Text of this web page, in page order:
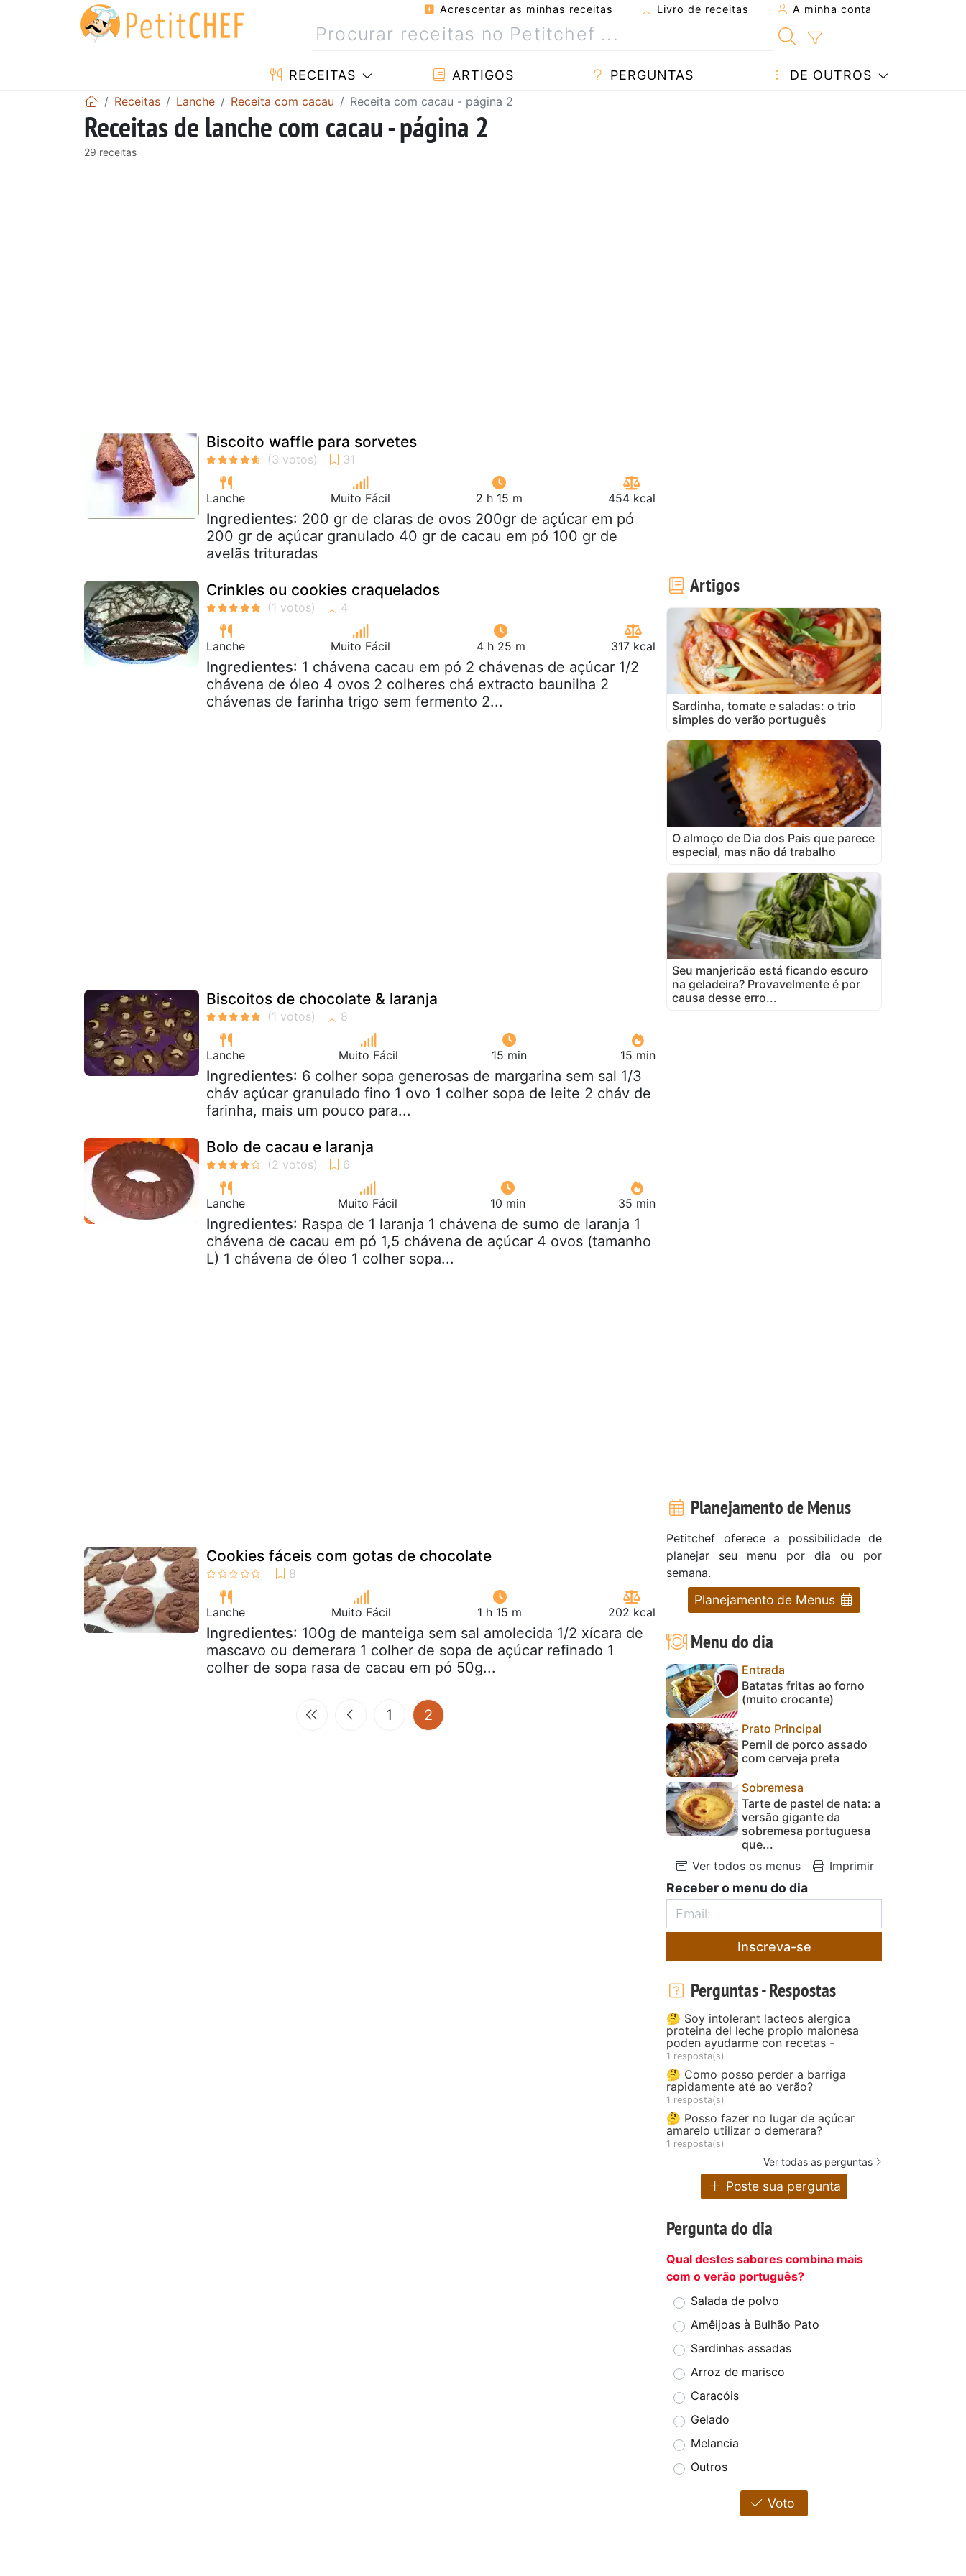
Acrescentar as minhas receitas Livro de receitas A minha conta
RECEITAS ARTIGOS PERGUNTAS DE OUTROS
Receitas Lanche Receita com cacau Receita com cacau - página 2
Receitas de lanche com cacau - página 2
29 receitas
Biscoito waffle para sorvetes
Lanche Muito Fácil 2 h 15 m 454 kcal
Ingredientes: 200 gr de claras de ovos 200gr de açúcar em pó
200 gr de açúcar granulado 40 gr de cacau em pó 100 gr de
avelãs trituradas
Crinkles ou cookies craquelados
Lanche Muito Fácil 4 h 25 m 317 kcal
Ingredientes: 1 chávena cacau em pó 2 chávenas de açúcar 1/2
chávena de óleo 4 ovos 2 colheres chá extracto baunilha 2
chávenas de farinha trigo sem fermento 2...
Biscoitos de chocolate & laranja
Lanche Muito Fácil 15 min 15 min
Ingredientes: 6 colher sopa generosas de margarina sem sal 1/3
cháv açúcar granulado fino 1 ovo 1 colher sopa de leite 2 cháv de
farinha, mais um pouco para...
Bolo de cacau e laranja
Lanche Muito Fácil 10 min 35 min
Ingredientes: Raspa de 1 laranja 1 chávena de sumo de laranja 1
chávena de cacau em pó 1,5 chávena de açúcar 4 ovos (tamanho
L) 1 chávena de óleo 1 colher sopa...
Cookies fáceis com gotas de chocolate
Lanche Muito Fácil 1 h 15 m 202 kcal
Ingredientes: 100g de manteiga sem sal amolecida 1/2 xícara de
mascavo ou demerara 1 colher de sopa de açúcar refinado 1
colher de sopa rasa de cacau em pó 50g...
1 2(current)
Artigos
Sardinha, tomate e saladas: o trio
simples do verão português
O almoço de Dia dos Pais que parece
especial, mas não dá trabalho
Seu manjericão está ficando escuro
na geladeira? Provavelmente é por
causa desse erro...
Planejamento de Menus
Petitchef oferece a possibilidade de
planejar seu menu por dia ou por
semana.
Planejamento de Menus
Menu do dia
Entrada
Batatas fritas ao forno
(muito crocante)
Prato Principal
Pernil de porco assado
com cerveja preta
Sobremesa
Tarte de pastel de nata: a
versão gigante da
sobremesa portuguesa
que...
Ver todos os menus
Imprimir
Receber o menu do dia
Inscreva-se
Perguntas - Respostas
🤔 Soy intolerant lacteos alergica
proteina del leche propio maionesa
poden ayudarme con recetas -
1 resposta(s)
🤔 Como posso perder a barriga
rapidamente até ao verão?
1 resposta(s)
🤔 Posso fazer no lugar de açúcar
amarelo utilizar o demerara?
1 resposta(s)
Ver todas as perguntas
Poste sua pergunta
Pergunta do dia
Qual destes sabores combina mais
com o verão português?
Salada de polvo
Amêijoas à Bulhão Pato
Sardinhas assadas
Arroz de marisco
Caracóis
Gelado
Melancia
Outros
Voto